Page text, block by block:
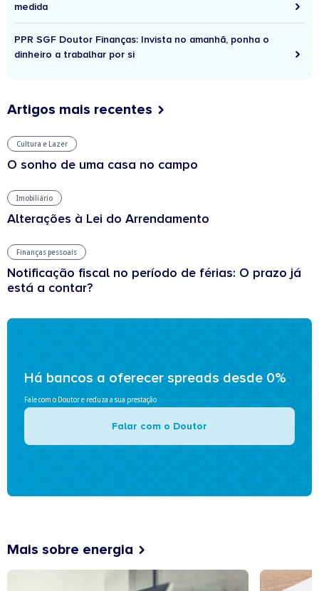
medida
PPR SGF Doutor Finanças: Invista no amanhã, ponha o
dinheiro a trabalhar por si
Artigos mais recentes
Cultura e Lazer
O sonho de uma casa no campo
Imobiliário
Alterações à Lei do Arrendamento
Finanças pessoais
Notificação fiscal no período de férias: O prazo já
está a contar?
Há bancos a oferecer spreads desde 0%
Fale com o Doutor e reduza a sua prestação
Falar com o Doutor
Mais sobre energia